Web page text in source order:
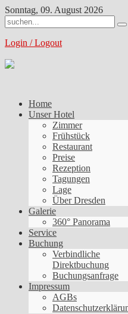
Sonntag, 09. August 2026
Login / Logout
Home
Unser Hotel
Zimmer
Frühstück
Restaurant
Preise
Rezeption
Tagungen
Lage
Über Dresden
Galerie
360° Panorama
Service
Buchung
Verbindliche
Direktbuchung
Buchungsanfrage
Impressum
AGBs